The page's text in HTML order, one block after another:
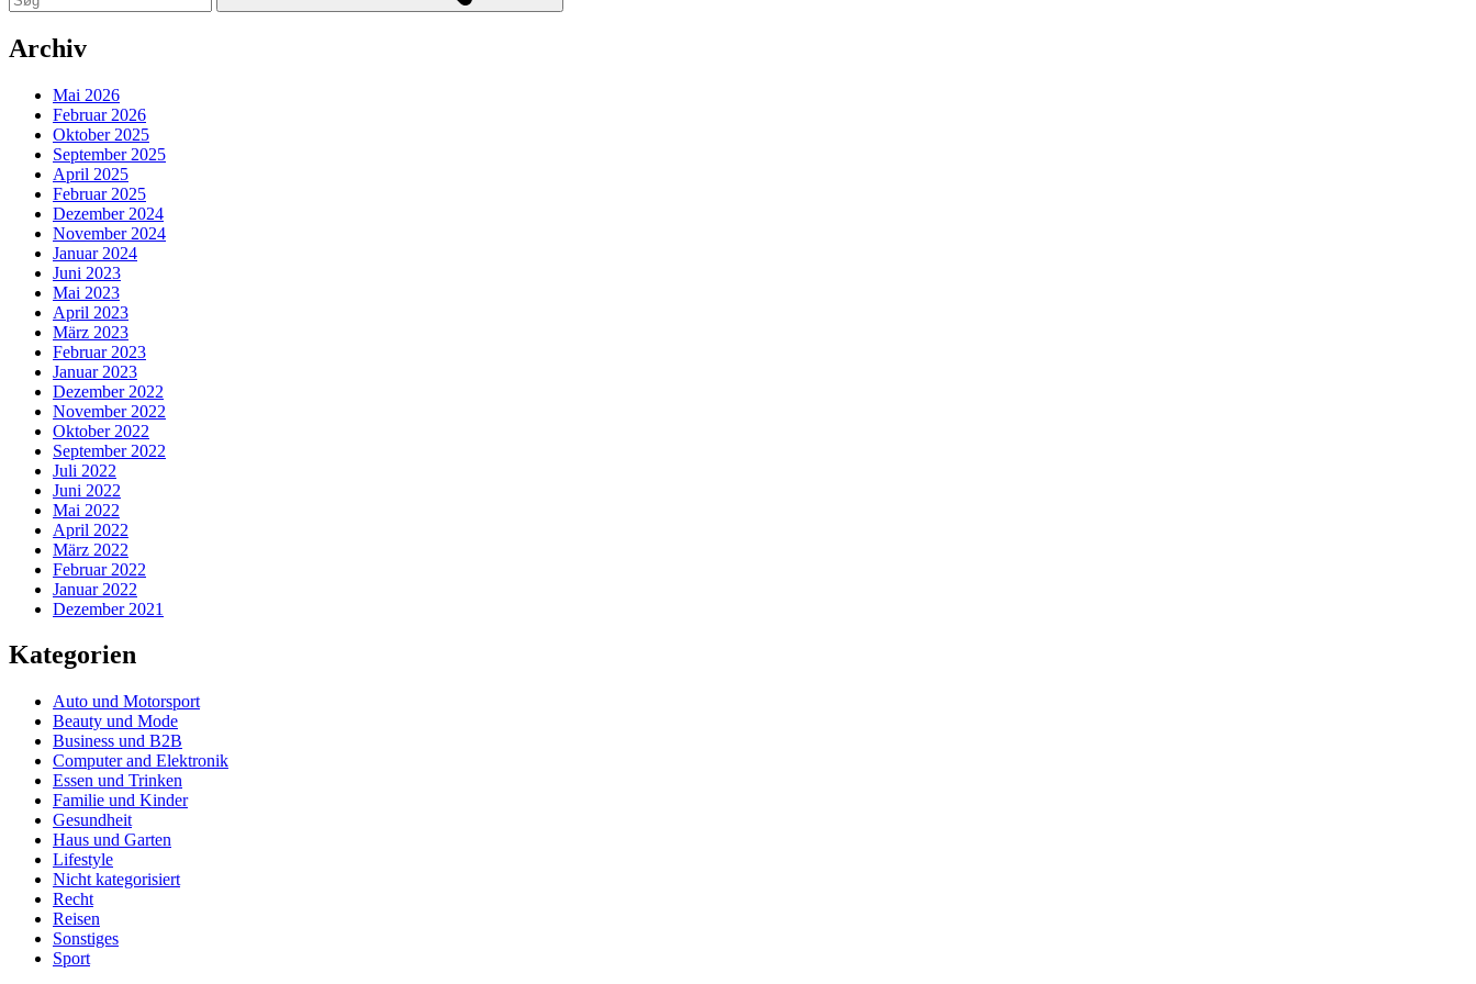
Archiv
Mai 2026
Februar 2026
Oktober 2025
September 2025
April 2025
Februar 2025
Dezember 2024
November 2024
Januar 2024
Juni 2023
Mai 2023
April 2023
März 2023
Februar 2023
Januar 2023
Dezember 2022
November 2022
Oktober 2022
September 2022
Juli 2022
Juni 2022
Mai 2022
April 2022
März 2022
Februar 2022
Januar 2022
Dezember 2021
Kategorien
Auto und Motorsport
Beauty und Mode
Business und B2B
Computer and Elektronik
Essen und Trinken
Familie und Kinder
Gesundheit
Haus und Garten
Lifestyle
Nicht kategorisiert
Recht
Reisen
Sonstiges
Sport